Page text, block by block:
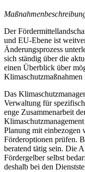
Der
und EU-Ebene ist
Änderungsprozess
sich ständig über die
einen Überblick über
Klimaschutzmaßnahmen
Das
Verwaltung für
enge Zusammenarbeit
Planung mit einbezogen
Förderoptionen prüfen.
beratend tätig sein. Die
Fördergelber selbst
deshalb bei den